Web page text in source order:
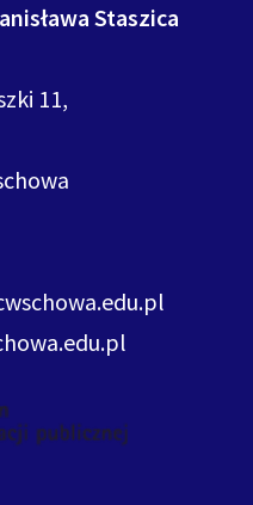
Staszica
11,